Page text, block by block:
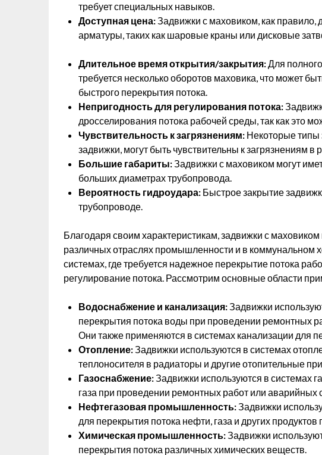
требует специальных навыков.
Доступная цена:Задвижки с маховиком, как правило,
арматуры, таких как шаровые краны или дисковые
Длительное время открытия/закрытия:Для
требуется несколько оборотов маховика, что может
быстрого перекрытия потока.
Непригодность для регулирования потока:
дросселирования потока рабочей среды, так как это
Чувствительность к загрязнениям: Некоторые типы
задвижки, могут быть чувствительны к загрязнениям в
Большие габариты:Задвижки с маховиком могут
больших диаметрах трубопровода.
Вероятность гидроудара: Быстрое закрытие
трубопроводе.
Благодаря своим характеристикам, задвижки с
различных отраслях промышленности и в коммунальном
системах, где требуется надежное перекрытие потока
регулирование потока. Рассмотрим основные области
Водоснабжение и канализация:Задвижки
перекрытия потока воды при проведении ремонтных
Они также применяются в системах канализации для
Отопление:Задвижки используются в системах
теплоносителя в радиаторы и другие отопительные
Газоснабжение:Задвижки используются в системах
газа при проведении ремонтных работ или аварийных
Нефтегазовая промышленность:Задвижки
для перекрытия потока нефти, газа и других продуктов
Химическая промышленность:Задвижки
перекрытия потока различных химических веществ.